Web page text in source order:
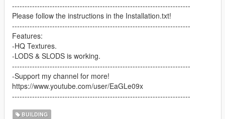
-----------------------------------------------------------------------
Please follow the instructions in the Installation.txt!
-----------------------------------------------------------------------
Features:
-HQ Textures.
-LODS & SLODS is working.
-----------------------------------------------------------------------
-Support my channel for more!
https://www.youtube.com/user/EaGLe09x
-----------------------------------------------------------------------
BUILDING